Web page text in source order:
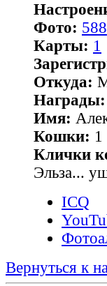
Фото: 588
Карты: 1
Откуда:
Награды:
Имя:
Кошки: 1
Клички
Эльза...
ICQ
Вернуться к